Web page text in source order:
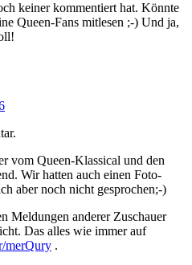
keiner kommentiert hat. Könnte
Queen-Fans mitlesen ;-) Und ja,
vom Queen-Klassical und den
Wir hatten auch einen Foto-
aber noch nicht gesprochen;-)
Meldungen anderer Zuschauer
Das alles wie immer auf
merQury .